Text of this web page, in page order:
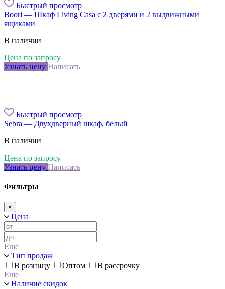
Быстрый просмотр
Boori — Шкаф Living Casa с 2 дверями и 2 выдвижными
ящиками
В наличии
Цена по запросу
Узнать цену Написать
Быстрый просмотр
Sebra — Двухдверный шкаф, белый
В наличии
Цена по запросу
Узнать цену Написать
Фильтры
×
Цена
Еще
Тип продаж
В розницу
Оптом
В рассрочку
Еще
Наличие скидок